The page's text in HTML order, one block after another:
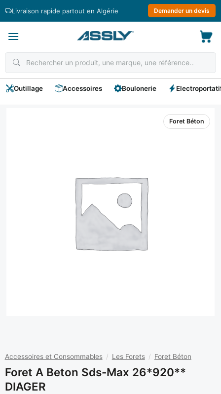
Livraison rapide partout en Algérie Demander un devis
Outillage Accessoires Boulonerie
Foret Béton
Accessoires et Consommables / Les Forets / Foret Béton
Foret A Beton Sds-Max 26*920**
DIAGER